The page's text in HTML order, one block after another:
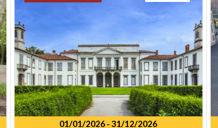
01/01/2026-31/12/2026